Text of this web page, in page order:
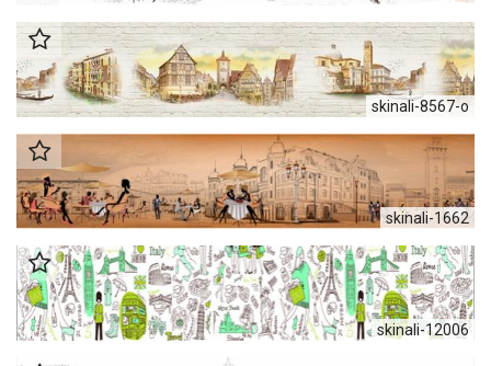
skinali-8567-o
skinali-1662
skinali-12006